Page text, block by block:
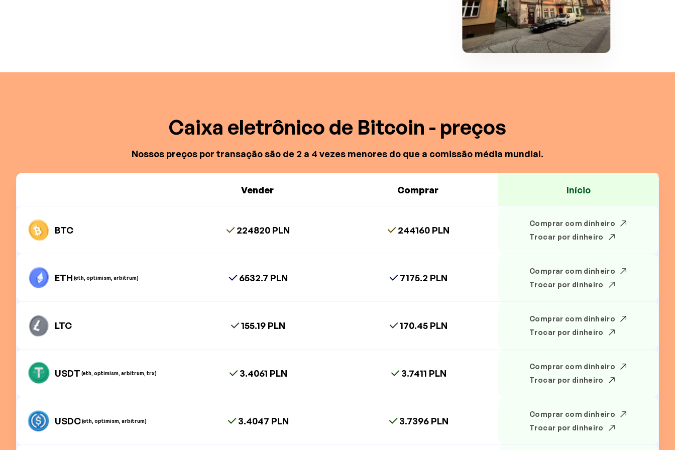
Caixa eletrônico de Bitcoin - preços
Nossos preços por transação são de 2 a 4 vezes menores do que a comissão média mundial.
Vender Comprar Início
BTC 224820 PLN 244160 PLN
Comprar com dinheiro
Trocar por dinheiro
ETH (eth, optimism, arbitrum) 6532.7 PLN 7175.2 PLN
Comprar com dinheiro
Trocar por dinheiro
LTC 155.19 PLN 170.45 PLN
Comprar com dinheiro
Trocar por dinheiro
USDT (eth, optimism, arbitrum, trx) 3.4061 PLN 3.7411 PLN
Comprar com dinheiro
Trocar por dinheiro
USDC(eth, optimism, arbitrum) 3.4047 PLN 3.7396 PLN
Comprar com dinheiro
Trocar por dinheiro